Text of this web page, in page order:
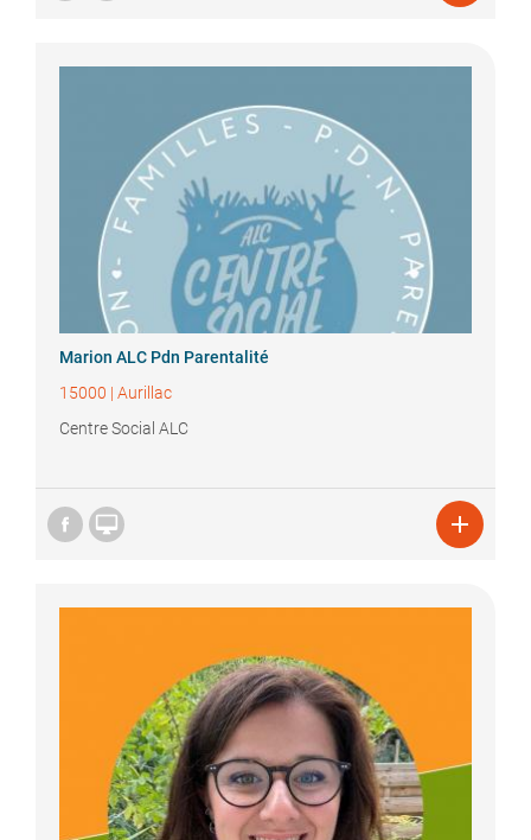
Marion ALC Pdn Parentalité
15000 | Aurillac
Centre Social ALC
 